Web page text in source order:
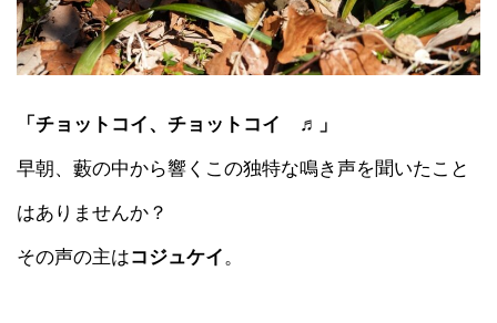
「チョットコイ、チョットコイ ♬」
早朝、藪の中から響くこの独特な鳴き声を聞いたこと
はありませんか？
その声の主はコジュケイ。